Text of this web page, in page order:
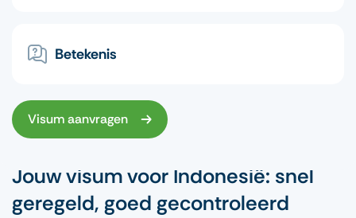
Betekenis
Visum aanvragen
Jouw visum voor Indonesië: snel
geregeld, goed gecontroleerd